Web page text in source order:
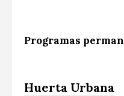
Programas
Huerta Urbana